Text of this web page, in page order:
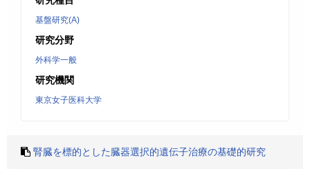
基盤研究(A)
研究分野
外科学一般
研究機関
東京女子医科大学
腎臓を標的とした臓器選択的遺伝子治療の基礎的研究